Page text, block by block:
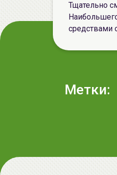
Тщательно
средствами
Метки: